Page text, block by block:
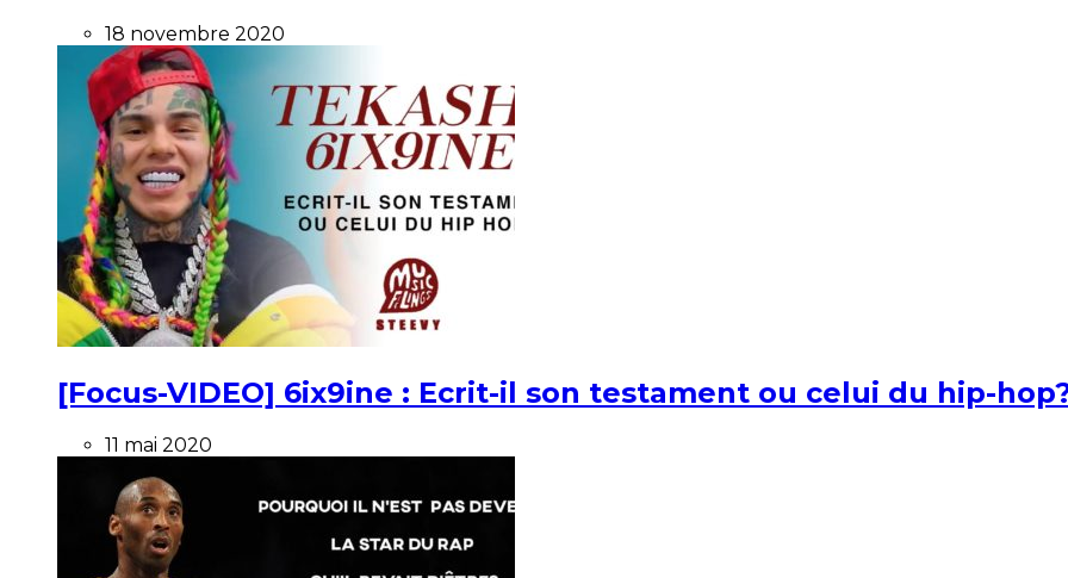
18 novembre 2020
[Focus-VIDEO] 6ix9ine : Ecrit-il son testament ou celui du hip-
11 mai 2020